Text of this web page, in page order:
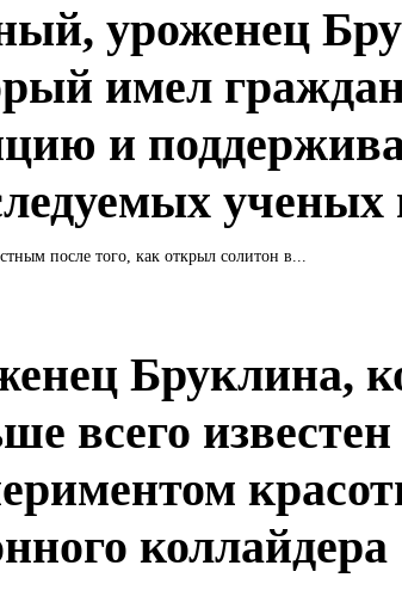
уроженец
имел
и
ученых
после того, как открыл солитон в...
Бруклина,
всего известен
коллайдера